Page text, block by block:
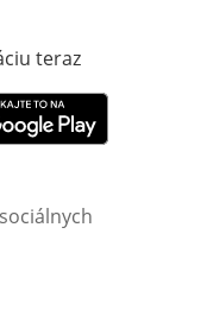
teraz
vnovom okne